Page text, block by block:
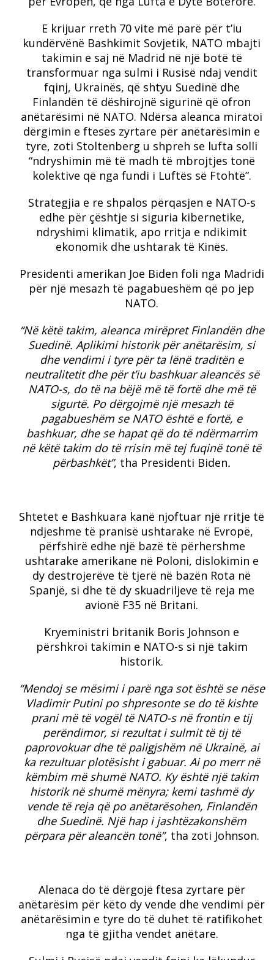
E krijuar rreth 70 vite më parë për t’iu
kundërvënë Bashkimit Sovjetik, NATO mbajti
takimin e saj në Madrid në një botë të
transformuar nga sulmi i Rusisë ndaj vendit
fqinj, Ukrainës, që shtyu Suedinë dhe
Finlandën të dëshirojnë sigurinë që ofron
anëtarësimi në NATO. Ndërsa aleanca miratoi
dërgimin e ftesës zyrtare për anëtarësimin e
tyre, zoti Stoltenberg u shpreh se lufta solli
“ndryshimin më të madh të mbrojtjes tonë
kolektive që nga fundi i Luftës së Ftohtë”.
Strategjia e re shpalos përqasjen e NATO-s
edhe për çështje si siguria kibernetike,
ndryshimi klimatik, apo rritja e ndikimit
ekonomik dhe ushtarak të Kinës.
Presidenti amerikan Joe Biden foli nga Madridi
për një mesazh të pagabueshëm që po jep
NATO.
“Në këtë takim, aleanca mirëpret Finlandën dhe
Suedinë. Aplikimi historik për anëtarësim, si
dhe vendimi i tyre për ta lënë traditën e
neutralitetit dhe për t’iu bashkuar aleancës së
NATO-s, do të na bëjë më të fortë dhe më të
sigurtë. Po dërgojmë një mesazh të
pagabueshëm se NATO është e fortë, e
bashkuar, dhe se hapat që do të ndërmarrim
në këtë takim do të rrisin më tej fuqinë tonë të
përbashkët”, tha Presidenti Biden.
Shtetet e Bashkuara kanë njoftuar një rritje të
ndjeshme të pranisë ushtarake në Evropë,
përfshirë edhe një bazë të përhershme
ushtarake amerikane në Poloni, dislokimin e
dy destrojerëve të tjerë në bazën Rota në
Spanjë, si dhe të dy skuadriljeve të reja me
avionë F35 në Britani.
Kryeministri britanik Boris Johnson e
përshkroi takimin e NATO-s si një takim
historik.
“Mendoj se mësimi i parë nga sot është se nëse
Vladimir Putini po shpresonte se do të kishte
prani më të vogël të NATO-s në frontin e tij
perëndimor, si rezultat i sulmit të tij të
paprovokuar dhe të paligjshëm në Ukrainë, ai
ka rezultuar plotësisht i gabuar. Ai po merr në
këmbim më shumë NATO. Ky është një takim
historik në shumë mënyra; kemi tashmë dy
vende të reja që po anëtarësohen, Finlandën
dhe Suedinë. Një hap i jashtëzakonshëm
përpara për aleancën tonë”, tha zoti Johnson.
Alenaca do të dërgojë ftesa zyrtare për
anëtarësim për këto dy vende dhe vendimi për
anëtarësimin e tyre do të duhet të ratifikohet
nga të gjitha vendet anëtare.